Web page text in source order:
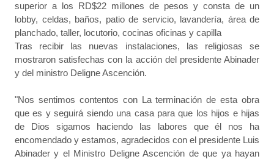
superior a los RD$22 millones de pesos y consta de un
lobby, celdas, baños, patio de servicio, lavandería, área de
planchado, taller, locutorio, cocinas oficinas y capilla
Tras recibir las nuevas instalaciones, las religiosas se
mostraron satisfechas con la acción del presidente Abinader
y del ministro Deligne Ascención.
"Nos sentimos contentos con La terminación de esta obra
que es y seguirá siendo una casa para que los hijos e hijas
de Dios sigamos haciendo las labores que él nos ha
encomendado y estamos, agradecidos con el presidente Luis
Abinader y el Ministro Deligne Ascención de que ya hayan